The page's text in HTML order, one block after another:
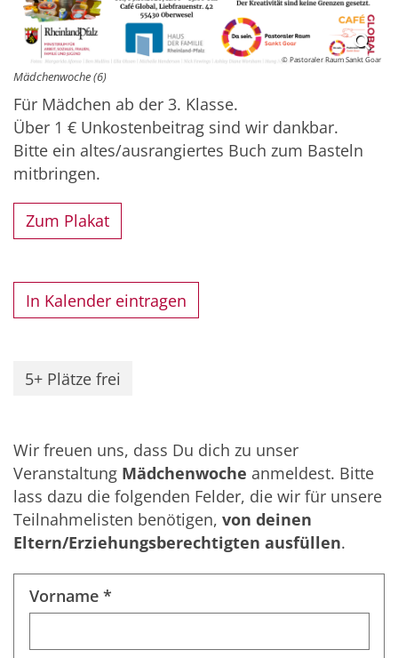
© Pastoraler Raum Sankt Goar
Mädchenwoche (6)
Für Mädchen ab der 3. Klasse.
Über 1 € Unkostenbeitrag sind wir dankbar.
Bitte ein altes/ausrangiertes Buch zum Basteln
mitbringen.
Zum Plakat
In Kalender eintragen
5+ Plätze frei
Wir freuen uns, dass Du dich zu unser
Veranstaltung Mädchenwoche anmeldest. Bitte
lass dazu die folgenden Felder, die wir für unsere
Teilnahmelisten benötigen, von deinen
Eltern/Erziehungsberechtigten ausfüllen.
Vorname *